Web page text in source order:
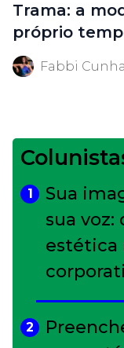
Trama: a
próprio
Fabbi Cunha
1
Sua
sua voz:
estética
2